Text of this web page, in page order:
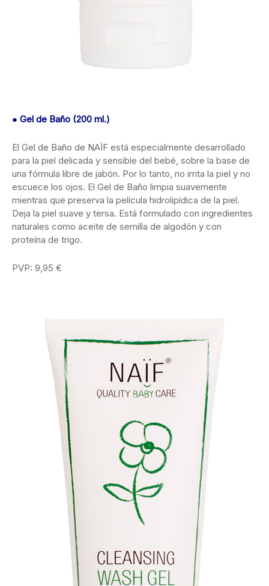
● Gel de Baño (200 ml.)
El Gel de Baño de NAÏF está especialmente desarrollado
para la piel delicada y sensible del bebé, sobre la base de
una fórmula libre de jabón. Por lo tanto, no irrita la piel y no
escuece los ojos. El Gel de Baño limpia suavemente
mientras que preserva la película hidrolipídica de la piel.
Deja la piel suave y tersa. Está formulado con ingredientes
naturales como aceite de semilla de algodón y con
proteína de trigo.
PVP: 9,95 €